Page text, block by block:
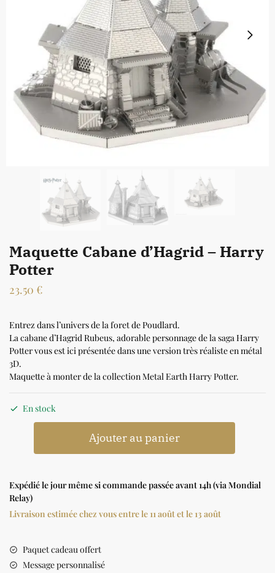
Maquette Cabane d’Hagrid – Harry
Potter
23.50 €
Entrez dans l’univers de la foret de Poudlard.
La cabane d’Hagrid Rubeus, adorable personnage de la saga Harry
Potter vous est ici présentée dans une version très réaliste en métal
3D.
Maquette à monter de la collection Metal Earth Harry Potter.
En stock
Ajouter au panier
Expédié le jour même si commande passée avant 14h (via Mondial
Relay)
Livraison estimée chez vous entre le 11 août et le 13 août
Paquet cadeau offert
Message personnalisé